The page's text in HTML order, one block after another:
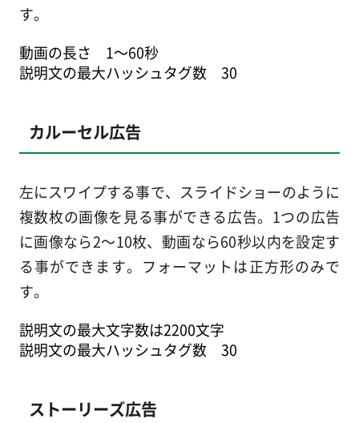
す。
動画の長さ 1～60秒
説明文の最大ハッシュタグ数 30
カルーセル広告
左にスワイプする事で、スライドショーのように
複数枚の画像を見る事ができる広告。1つの広告
に画像なら2～10枚、動画なら60秒以内を設定す
る事ができます。フォーマットは正方形のみで
す。
説明文の最大文字数は2200文字
説明文の最大ハッシュタグ数 30
ストーリーズ広告